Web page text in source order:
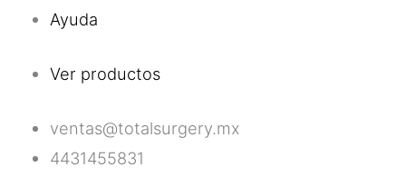
Ayuda
Ver productos
ventas@totalsurgery.mx
4431455831